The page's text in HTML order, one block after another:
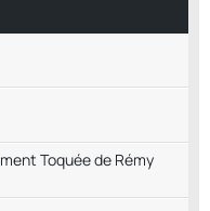
Toquée de Rémy